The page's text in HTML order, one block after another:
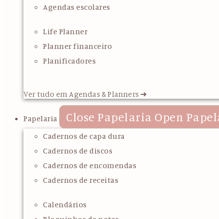
Agendas escolares
Life Planner
Planner financeiro
Planificadores
Ver tudo em Agendas & Planners ➜
Papelaria Close Papelaria Open
Cadernos de capa dura
Cadernos de discos
Cadernos de encomendas
Cadernos de receitas
Calendários